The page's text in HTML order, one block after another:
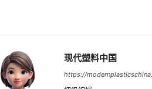
现代塑料中国
https://